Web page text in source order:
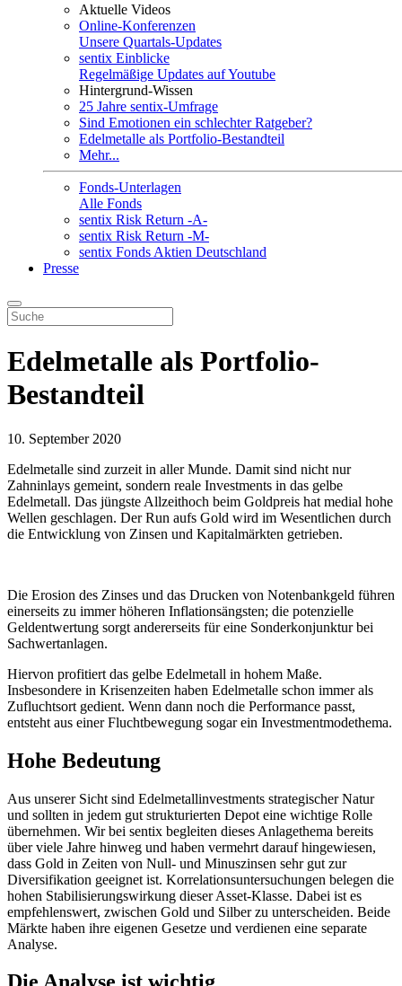
Aktuelle Videos
Online-Konferenzen
Unsere Quartals-Updates
sentix Einblicke
Regelmäßige Updates auf Youtube
Hintergrund-Wissen
25 Jahre sentix-Umfrage
Sind Emotionen ein schlechter Ratgeber?
Edelmetalle als Portfolio-Bestandteil
Mehr...
Fonds-Unterlagen
Alle Fonds
sentix Risk Return -A-
sentix Risk Return -M-
sentix Fonds Aktien Deutschland
Presse
Edelmetalle als Portfolio-
Bestandteil
10. September 2020
Edelmetalle sind zurzeit in aller Munde. Damit sind nicht nur
Zahninlays gemeint, sondern reale Investments in das gelbe
Edelmetall. Das jüngste Allzeithoch beim Goldpreis hat medial hohe
Wellen geschlagen. Der Run aufs Gold wird im Wesentlichen durch
die Entwicklung von Zinsen und Kapitalmärkten getrieben.
Die Erosion des Zinses und das Drucken von Notenbankgeld führen
einerseits zu immer höheren Inflationsängsten; die potenzielle
Geldentwertung sorgt andererseits für eine Sonderkonjunktur bei
Sachwertanlagen.
Hiervon profitiert das gelbe Edelmetall in hohem Maße.
Insbesondere in Krisenzeiten haben Edelmetalle schon immer als
Zufluchtsort gedient. Wenn dann noch die Performance passt,
entsteht aus einer Fluchtbewegung sogar ein Investmentmodethema.
Hohe Bedeutung
Aus unserer Sicht sind Edelmetallinvestments strategischer Natur
und sollten in jedem gut strukturierten Depot eine wichtige Rolle
übernehmen. Wir bei sentix begleiten dieses Anlagethema bereits
über viele Jahre hinweg und haben vermehrt darauf hingewiesen,
dass Gold in Zeiten von Null- und Minuszinsen sehr gut zur
Diversifikation geeignet ist. Korrelationsuntersuchungen belegen die
hohen Stabilisierungswirkung dieser Asset-Klasse. Dabei ist es
empfehlenswert, zwischen Gold und Silber zu unterscheiden. Beide
Märkte haben ihre eigenen Gesetze und verdienen eine separate
Analyse.